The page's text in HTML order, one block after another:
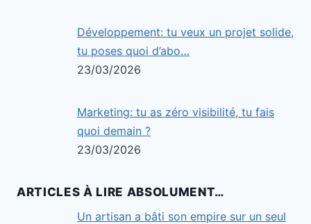
Développement: tu veux un projet solide,
tu poses quoi d’abo…
23/03/2026
Marketing: tu as zéro visibilité, tu fais
quoi demain ?
23/03/2026
ARTICLES À LIRE ABSOLUMENT…
Un artisan a bâti son empire sur un seul